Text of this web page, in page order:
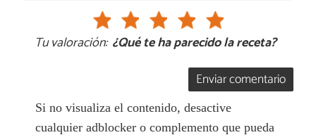
Tu valoración: ¿Qué te ha parecido la receta?
Enviar comentario
Si no visualiza el contenido, desactive
cualquier adblocker o complemento que pueda